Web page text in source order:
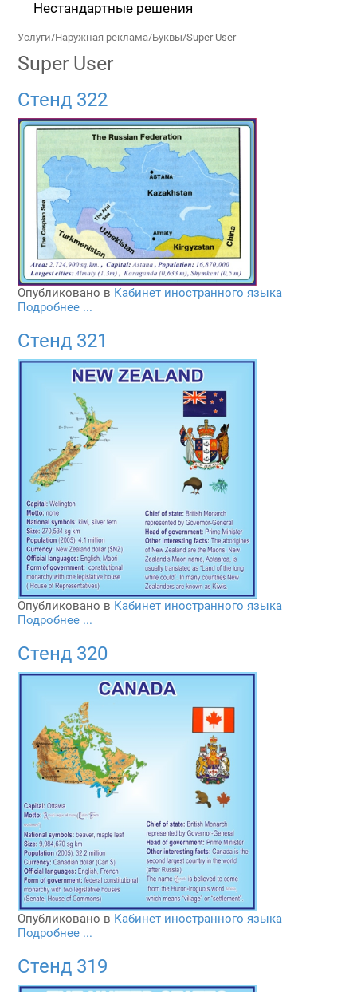
Нестандартные решения
Услуги/Наружная реклама/Буквы/Super User
Super User
Стенд 322
Опубликовано в Кабинет иностранного языка
Подробнее ...
Стенд 321
Опубликовано в Кабинет иностранного языка
Подробнее ...
Стенд 320
Опубликовано в Кабинет иностранного языка
Подробнее ...
Стенд 319